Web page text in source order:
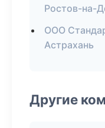
Ростов-на-
ООО
Астрахань
Другие